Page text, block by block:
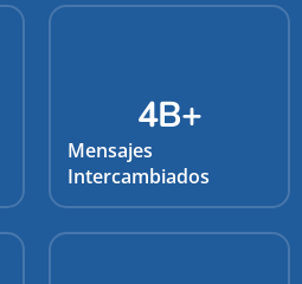
Mensajes
Intercambiados
4B+